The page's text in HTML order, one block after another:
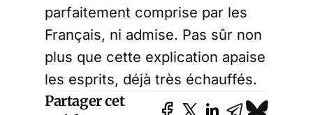
parfaitement comprise par les
Français, ni admise. Pas sûr non
plus que cette explication apaise
les esprits, déjà très échauffés.
Partager cet